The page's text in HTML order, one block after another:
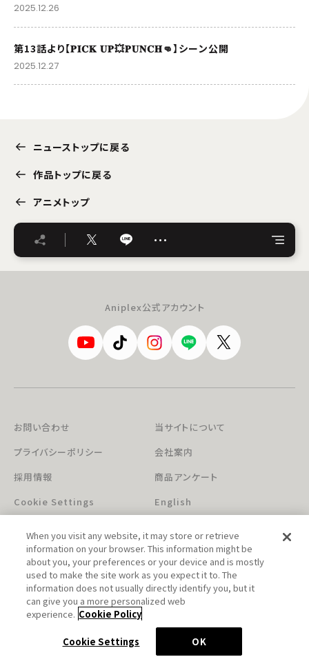
2025.12.26
第13話より【𝐏𝐈𝐂𝐊 𝐔𝐏💥𝐏𝐔𝐍𝐂𝐇👊】シーン公開
2025.12.27
ニューストップに戻る
作品トップに戻る
アニメトップ
…
Aniplex公式アカウント
お問い合わせ
当サイトについて
プライバシーポリシー
会社案内
採用情報
商品アンケート
Cookie Settings
English
このホームページに掲載されている著作物の無断利用を禁じます。
When you visit any website, it may store or retrieve
information on your browser. This information might be
about you, your preferences or your device and is mostly
used to make the site work as you expect it to. The
information does not usually directly identify you, but it
can give you a more personalized web
experience. Cookie Policy
Cookie Settings OK